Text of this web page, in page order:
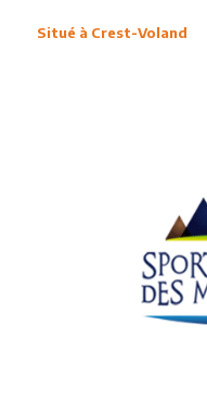
Situé à Crest-Voland